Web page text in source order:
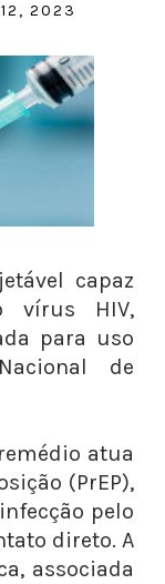
2023
capaz
vírus HIV,
para uso
de
atua
(PrEP),
pelo
direto. A
associada